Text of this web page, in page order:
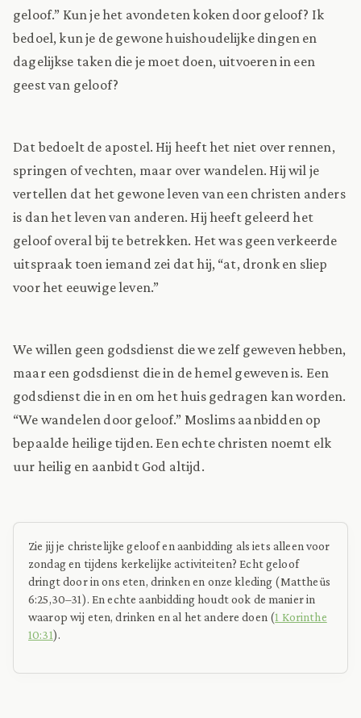
geloof.” Kun je het avondeten koken door geloof? Ik
bedoel, kun je de gewone huishoudelijke dingen en
dagelijkse taken die je moet doen, uitvoeren in een
geest van geloof?
Dat bedoelt de apostel. Hij heeft het niet over rennen,
springen of vechten, maar over wandelen. Hij wil je
vertellen dat het gewone leven van een christen anders
is dan het leven van anderen. Hij heeft geleerd het
geloof overal bij te betrekken. Het was geen verkeerde
uitspraak toen iemand zei dat hij, “at, dronk en sliep
voor het eeuwige leven.”
We willen geen godsdienst die we zelf geweven hebben,
maar een godsdienst die in de hemel geweven is. Een
godsdienst die in en om het huis gedragen kan worden.
“We wandelen door geloof.” Moslims aanbidden op
bepaalde heilige tijden. Een echte christen noemt elk
uur heilig en aanbidt God altijd.
Zie jij je christelijke geloof en aanbidding als iets alleen voor
zondag en tijdens kerkelijke activiteiten? Echt geloof
dringt door in ons eten, drinken en onze kleding (Mattheüs
6:25,30–31). En echte aanbidding houdt ook de manier in
waarop wij eten, drinken en al het andere doen (1 Korinthe
10:31).